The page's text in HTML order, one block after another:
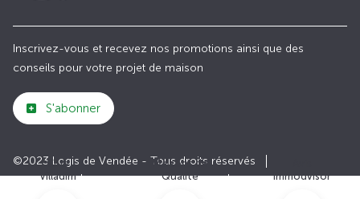
Club
Villadim
Maisons de
Qualité
Immodvisor
Inscrivez-vous et recevez nos promotions ainsi que des
conseils pour votre projet de maison
S'abonner
©2023 Logis de Vendée - Tous droits réservés
Plan du site
Paramètres des cookies